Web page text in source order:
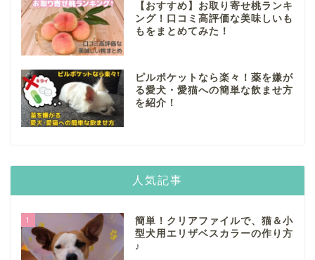
【おすすめ】お取り寄せ桃ランキ
ング！口コミ高評価な美味しいも
もをまとめてみた！
ピルポケットなら楽々！薬を嫌が
る愛犬・愛猫への簡単な飲ませ方
を紹介！
人気記事
1
簡単！クリアファイルで、猫＆小
型犬用エリザベスカラーの作り方
♪